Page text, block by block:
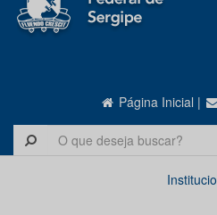
Página Inicial |